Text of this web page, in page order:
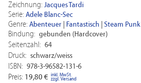
Zeichnung: Jacques Tardi
Serie: Adele Blanc-Sec
Genre: Abenteuer Fantastisch Steam Punk
Bindung: gebunden (Hardcover)
Seitenzahl: 64
Druck: schwarz/weiss
ISBN: 978-3-96582-131-6
Preis: 19,80 € inkl. MwSt.
zzgl. Versand